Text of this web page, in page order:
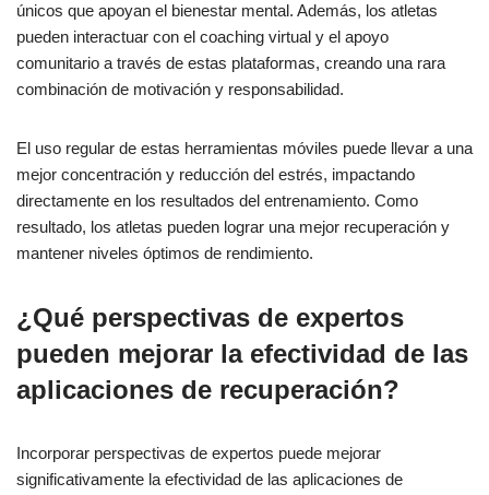
únicos que apoyan el bienestar mental. Además, los atletas
pueden interactuar con el coaching virtual y el apoyo
comunitario a través de estas plataformas, creando una rara
combinación de motivación y responsabilidad.
El uso regular de estas herramientas móviles puede llevar a una
mejor concentración y reducción del estrés, impactando
directamente en los resultados del entrenamiento. Como
resultado, los atletas pueden lograr una mejor recuperación y
mantener niveles óptimos de rendimiento.
¿Qué perspectivas de expertos
pueden mejorar la efectividad de las
aplicaciones de recuperación?
Incorporar perspectivas de expertos puede mejorar
significativamente la efectividad de las aplicaciones de